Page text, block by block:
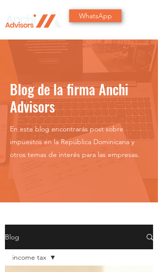
WhatsApp
Blog de la firma Anchi
Advisors
En este blog encontrarás post sobre
impuestos en la República Dominicana y
otros temas de interés para las empresas.
Blog
income tax